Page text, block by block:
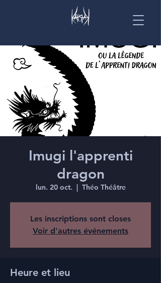
Imugi l'apprenti
dragon
lun. 20 oct.
  |
Théo Théâtre
Les inscriptions sont closes
Voir d'autres événements
Heure et lieu